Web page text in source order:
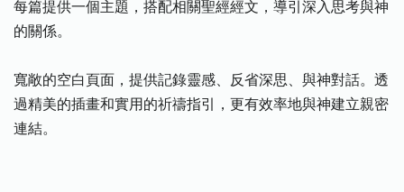
每篇提供一個主題，搭配相關聖經經文，導引深入思考與神
的關係。
寬敞的空白頁面，提供記錄靈感、反省深思、與神對話。透
過精美的插畫和實用的祈禱指引，更有效率地與神建立親密
連結。